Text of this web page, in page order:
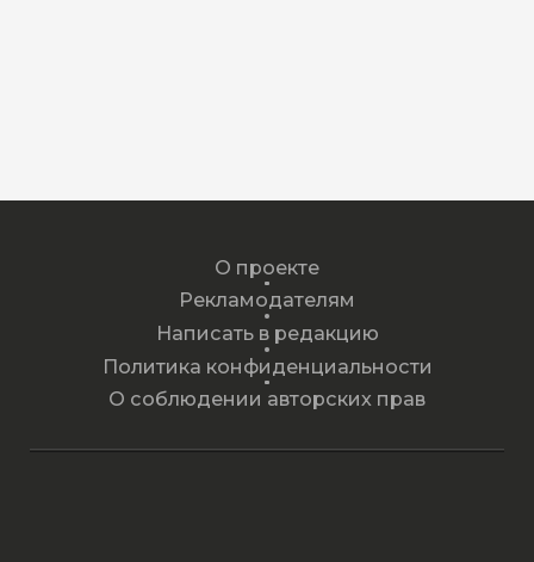
О проекте
Рекламодателям
Написать в редакцию
Политика конфиденциальности
О соблюдении авторских прав